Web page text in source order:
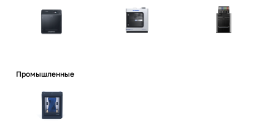
Промышленные